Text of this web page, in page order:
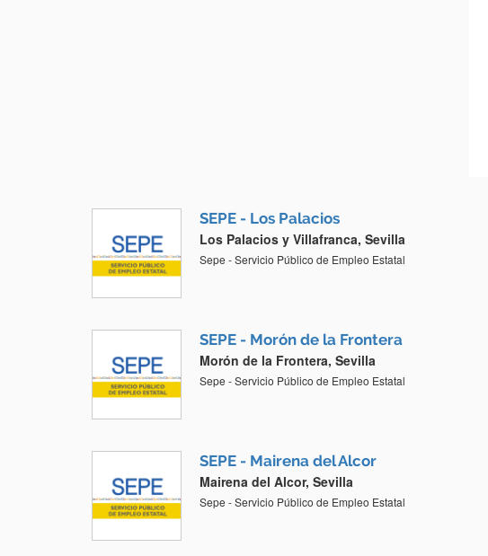
SEPE - Los Palacios
Los Palacios y Villafranca, Sevilla
Sepe - Servicio Público de Empleo Estatal
SEPE - Morón de la Frontera
Morón de la Frontera, Sevilla
Sepe - Servicio Público de Empleo Estatal
SEPE - Mairena del Alcor
Mairena del Alcor, Sevilla
Sepe - Servicio Público de Empleo Estatal